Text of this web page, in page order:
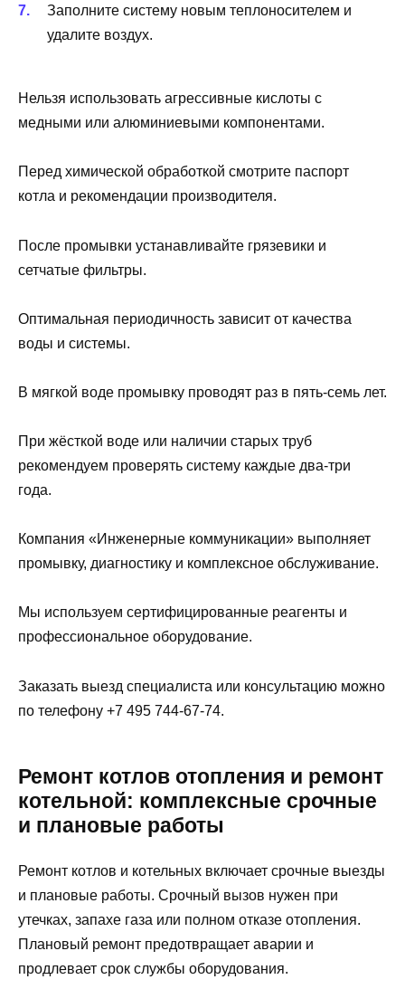
Заполните систему новым теплоносителем и
удалите воздух.
Нельзя использовать агрессивные кислоты с
медными или алюминиевыми компонентами.
Перед химической обработкой смотрите паспорт
котла и рекомендации производителя.
После промывки устанавливайте грязевики и
сетчатые фильтры.
Оптимальная периодичность зависит от качества
воды и системы.
В мягкой воде промывку проводят раз в пять-семь лет.
При жёсткой воде или наличии старых труб
рекомендуем проверять систему каждые два-три
года.
Компания «Инженерные коммуникации» выполняет
промывку, диагностику и комплексное обслуживание.
Мы используем сертифицированные реагенты и
профессиональное оборудование.
Заказать выезд специалиста или консультацию можно
по телефону +7 495 744-67-74.
Ремонт котлов отопления и ремонт
котельной: комплексные срочные
и плановые работы
Ремонт котлов и котельных включает срочные выезды
и плановые работы. Срочный вызов нужен при
утечках, запахе газа или полном отказе отопления.
Плановый ремонт предотвращает аварии и
продлевает срок службы оборудования.